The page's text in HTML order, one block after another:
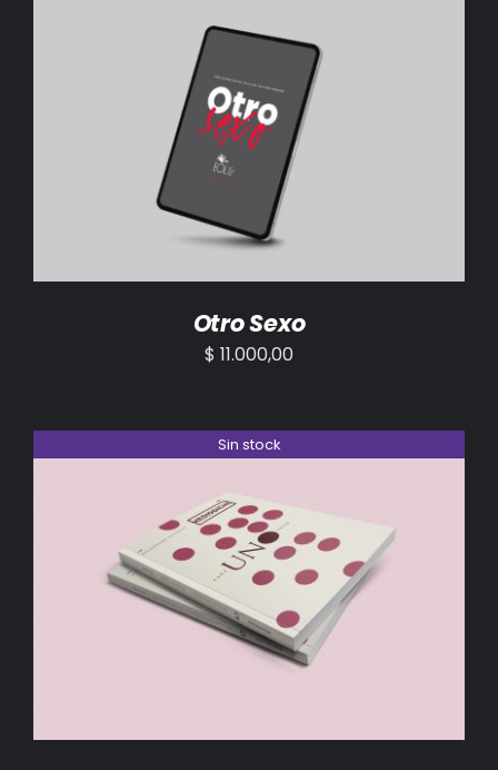
AÑADIR AL CARRITO /
Otro Sexo
$ 11.000,00
Sin stock
DETALLES